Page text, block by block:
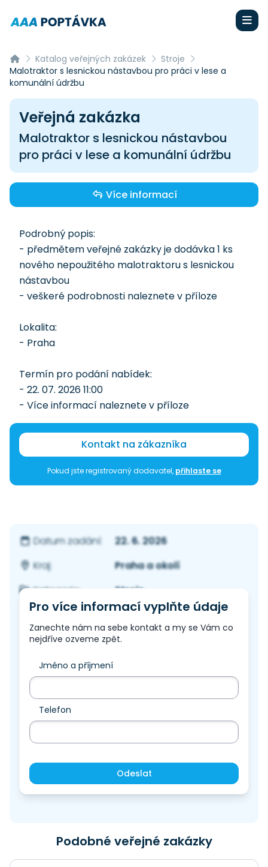
Katalog veřejných zakázek
Stroje
Malotraktor s lesnickou nástavbou pro práci v lese a
komunální údržbu
Veřejná zakázka
Malotraktor s lesnickou nástavbou
pro práci v lese a komunální údržbu
Více informací
Podrobný popis:
- předmětem veřejné zakázky je dodávka 1 ks
nového nepoužitého malotraktoru s lesnickou
nástavbou
- veškeré podrobnosti naleznete v příloze
Lokalita:
- Praha
Termín pro podání nabídek:
- 22. 07. 2026 11:00
- Více informací naleznete v příloze
Kontakt na zákazníka
Pokud jste registrovaný dodavatel, přihlaste se
Datum zadání:
22. 6. 2026
Kraj:
Praha a okolí
Kategorie:
Stroje
Pro více informací vyplňte údaje
Zanechte nám na sebe kontakt a my se Vám co
nejdříve ozveme zpět.
Jméno a příjmení
Telefon
Odeslat
Podobné veřejné zakázky